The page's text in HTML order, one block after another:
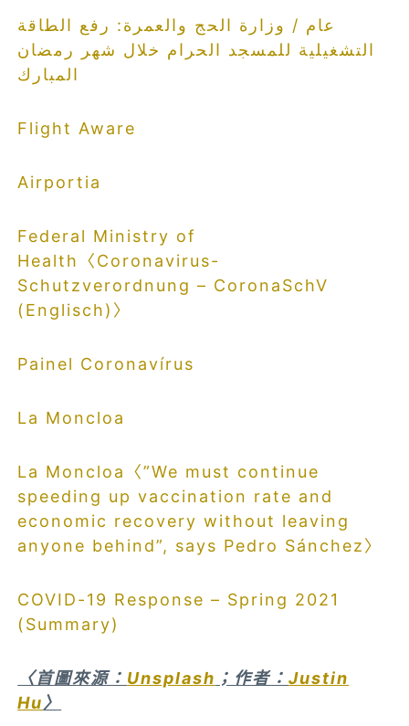
عام / وزارة الحج والعمرة: رفع الطاقة
التشغيلية للمسجد الحرام خلال شهر رمضان
المبارك
Flight Aware
Airportia
Federal Ministry of
Health〈Coronavirus-
Schutzverordnung – CoronaSchV
(Englisch)〉
Painel Coronavírus
La Moncloa
La Moncloa〈”We must continue
speeding up vaccination rate and
economic recovery without leaving
anyone behind”, says Pedro Sánchez〉
COVID-19 Response – Spring 2021
(Summary)
〈首圖來源： Unsplash ；作者：Justin
Hu〉